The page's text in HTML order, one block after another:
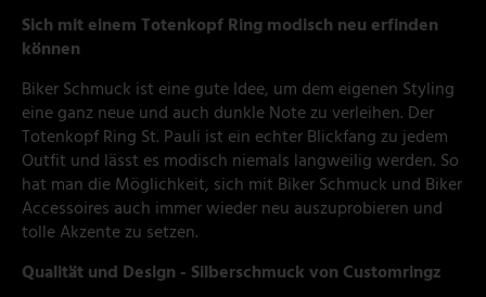
Sich mit einem Totenkopf Ring modisch neu erfinden
können
Biker Schmuck ist eine gute Idee, um dem eigenen Styling
eine ganz neue und auch dunkle Note zu verleihen. Der
Totenkopf Ring St. Pauli ist ein echter Blickfang zu jedem
Outfit und lässt es modisch niemals langweilig werden. So
hat man die Möglichkeit, sich mit Biker Schmuck und Biker
Accessoires auch immer wieder neu auszuprobieren und
tolle Akzente zu setzen.
Qualität und Design - Silberschmuck von Customringz